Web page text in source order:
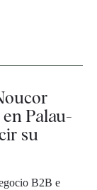
Palau-
su
B2B e